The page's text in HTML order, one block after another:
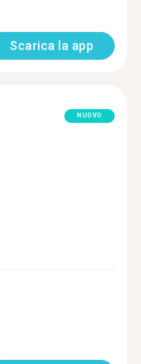
Scarica la app
NUOVO